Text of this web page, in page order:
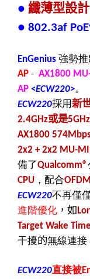
● 纖薄型設
● 802.3af PoE
EnGenius 強勢推
AP - AX1800
AP <ECW220>。
ECW220採用新
2.4GHz或是5GHz
AX1800
2x2 + 2x2 MU-
備了Qualcomm®
CPU ， 配合
ECW220不再僅
進階優化 ，如
Target Wake Time
干擾的無線連接
ECW220直接被